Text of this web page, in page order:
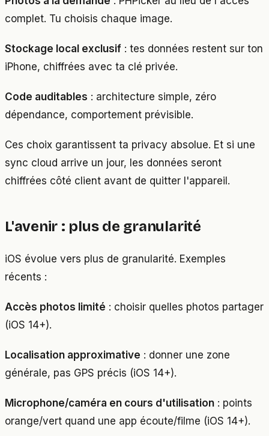
complet. Tu choisis chaque image.
Stockage local exclusif : tes données restent sur ton
iPhone, chiffrées avec ta clé privée.
Code auditables : architecture simple, zéro
dépendance, comportement prévisible.
Ces choix garantissent ta privacy absolue. Et si une
sync cloud arrive un jour, les données seront
chiffrées côté client avant de quitter l'appareil.
L'avenir : plus de granularité
iOS évolue vers plus de granularité. Exemples
récents :
Accès photos limité : choisir quelles photos partager
(iOS 14+).
Localisation approximative : donner une zone
générale, pas GPS précis (iOS 14+).
Microphone/caméra en cours d'utilisation : points
orange/vert quand une app écoute/filme (iOS 14+).